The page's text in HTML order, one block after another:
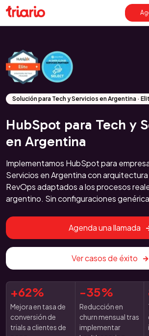
Solución para Tech y Servicios en Argentina ·
HubSpot para Tech y
en Argentina
Implementamos HubSpot para
Servicios en Argentina con
RevOps adaptados a los procesos
argentino. Sin configuraciones
Agenda una llamada
Ver casos de éxito
+62%
Mejora en tasa de
conversión de
trials a clientes de
-35%
Reducción en
churn mensual tras
implementar